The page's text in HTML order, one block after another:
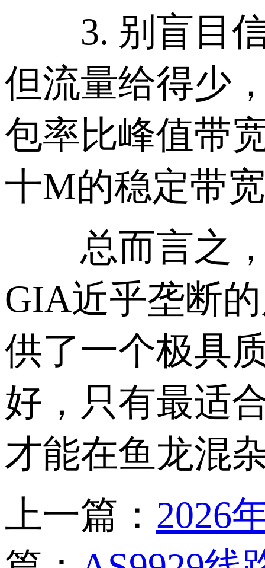
3. 别盲目信
但流量给得少
包率比峰值带
十M的稳定带
总而言之，
GIA近乎垄断
供了一个极具
好，只有最适
才能在鱼龙混
上一篇： 2026